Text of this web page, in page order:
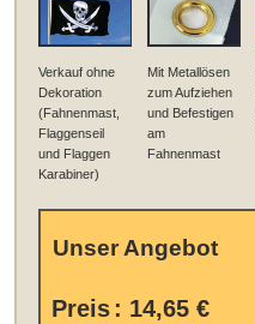
Verkauf ohne
Dekoration
(Fahnenmast,
Flaggenseil
und Flaggen
Karabiner)
Mit Metallösen
zum Aufziehen
und Befestigen
am
Fahnenmast
Unser Angebot
Preis : 14,65 €